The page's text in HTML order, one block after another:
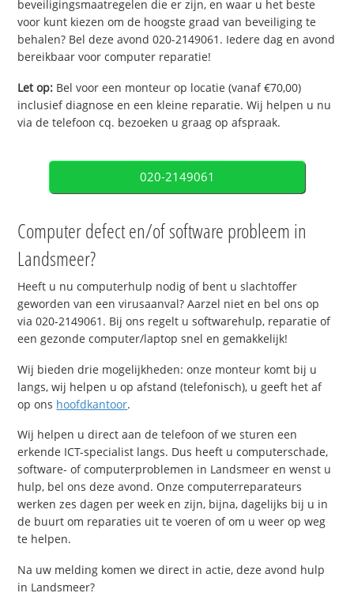
beveiligingsmaatregelen die er zijn, en waar u het beste
voor kunt kiezen om de hoogste graad van beveiliging te
behalen? Bel deze avond 020-2149061. Iedere dag en avond
bereikbaar voor computer reparatie!
Let op: Bel voor een monteur op locatie (vanaf €70,00)
inclusief diagnose en een kleine reparatie. Wij helpen u nu
via de telefoon cq. bezoeken u graag op afspraak.
020-2149061
Computer defect en/of software probleem in
Landsmeer?
Heeft u nu computerhulp nodig of bent u slachtoffer
geworden van een virusaanval? Aarzel niet en bel ons op
via 020-2149061. Bij ons regelt u softwarehulp, reparatie of
een gezonde computer/laptop snel en gemakkelijk!
Wij bieden drie mogelijkheden: onze monteur komt bij u
langs, wij helpen u op afstand (telefonisch), u geeft het af
op ons hoofdkantoor.
Wij helpen u direct aan de telefoon of we sturen een
erkende ICT-specialist langs. Dus heeft u computerschade,
software- of computerproblemen in Landsmeer en wenst u
hulp, bel ons deze avond. Onze computerreparateurs
werken zes dagen per week en zijn, bijna, dagelijks bij u in
de buurt om reparaties uit te voeren of om u weer op weg
te helpen.
Na uw melding komen we direct in actie, deze avond hulp
in Landsmeer?